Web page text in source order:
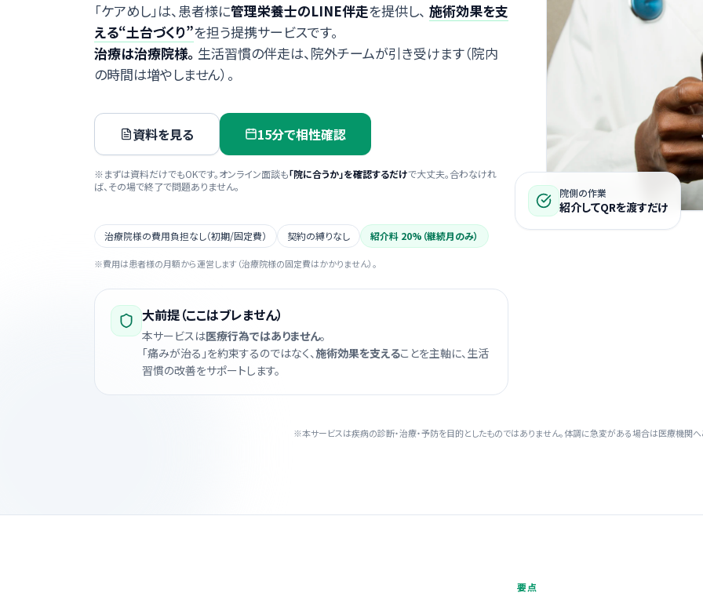
「ケアめし」は、患者様に管理栄養士のLINE伴走を提供し、 施術効果を支
える“土台づくり”を担う提携サービスです。
治療は治療院様。 生活習慣の伴走は、院外チームが引き受けます（院内
の時間は増やしません）。
資料を見る 15分で相性確認
※まずは資料だけでもOKです。オンライン面談も「院に合うか」を確認するだけで大丈夫。合わなけれ
ば、その場で終了で問題ありません。
治療院様の費用負担なし（初期/固定費） 契約の縛りなし 紹介料 20%（継続月のみ）
※費用は患者様の月額から運営します（治療院様の固定費はかかりません）。
大前提（ここはブレません）
本サービスは医療行為ではありません。
「痛みが治る」を約束するのではなく、施術効果を支えることを主軸に、生活
習慣の改善をサポートします。
院側の作業
紹介してQRを渡すだけ
※本サービスは疾病の診断・治療・予防を目的としたものではありません。体調に急変がある場合は医療機関へ
要点